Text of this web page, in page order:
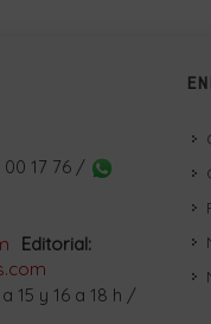
00 17 76 /
Editorial:
15 y 16 a 18 h /